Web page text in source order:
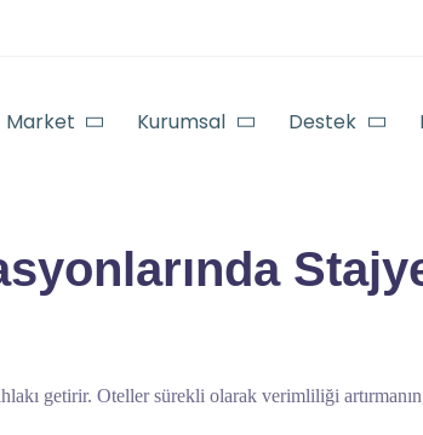
Market Kurumsal Destek
getirir. Oteller sürekli olarak verimliliği